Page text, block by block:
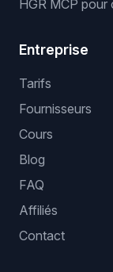
HGR MCP pour
Entreprise
Tarifs
Fournisseurs
Cours
Blog
FAQ
Affiliés
Contact